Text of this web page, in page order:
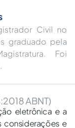
Civil no
graduado pela
Foi
ABNT)
eletrônica e a
considerações e